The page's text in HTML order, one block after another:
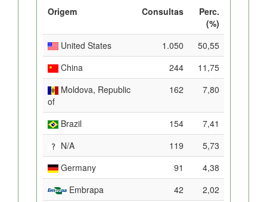
Origem Consultas
Perc.
(%)
United States
1.050
50,55
China
244
11,75
Moldova, Republic
of
162 7,80
Brazil 154
7,41
N/A
119
5,73
Germany
91
4,38
Embrapa
42
2,02